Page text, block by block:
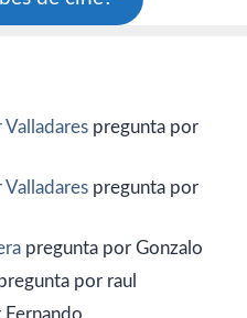
pregunta por
pregunta por
pregunta por Gonzalo
por raul